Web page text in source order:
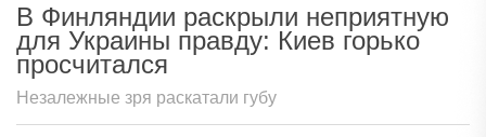
В Финляндии раскрыли неприятную
для Украины правду: Киев горько
просчитался
Незалежные зря раскатали губу